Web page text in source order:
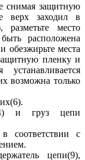
снимая защитную
верх заходил в
место
расположена
обезжирьте места
пленку и
возможна только
и груз цепи
соответствии с
цепи(9),